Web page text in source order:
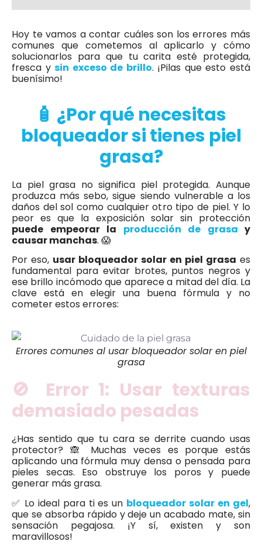
Hoy te vamos a contar cuáles son los errores más
comunes que cometemos al aplicarlo y cómo
solucionarlos para que tu carita esté protegida,
fresca ysin exceso de brillo. ¡Pilas que esto está
buenísimo!
🧴 ¿Por qué necesitas
bloqueador si tienes piel
grasa?
La piel grasa no significa piel protegida. Aunque
produzca más sebo, sigue siendo vulnerable a los
daños del sol como cualquier otro tipo de piel. Y lo
peor es que la exposición solar sin protección
puede empeorar la producción de grasa y
causar manchas. 😱
Por eso, usar bloqueador solar en piel grasa es
fundamental para evitar brotes, puntos negros y
ese brillo incómodo que aparece a mitad del día. La
clave está en elegir una buena fórmula y no
cometer estos errores:
Errores comunes al usar bloqueador solar en piel
grasa
🚫 Error 1: Usar texturas
demasiado pesadas
¿Has sentido que tu cara se derrite cuando usas
protector? 🙈 Muchas veces es porque estás
aplicando una fórmula muy densa o pensada para
pieles secas. Eso obstruye los poros y puede
generar más grasa.
✅ Lo ideal para ti es un bloqueador solar en gel,
que se absorba rápido y deje un acabado mate, sin
sensación pegajosa. ¡Y sí, existen y son
maravillosos!